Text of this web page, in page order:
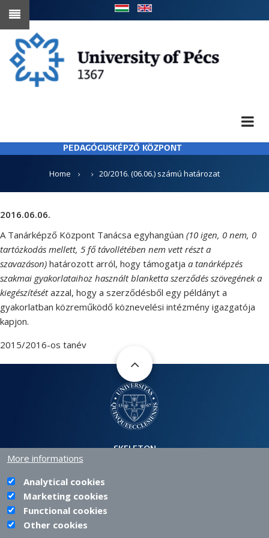
Skip
main
content
PEDAGÓGUSKÉPZŐ KÖZPONT
Home 20/2016. (06.06.) számú határozat
2016.06.06.
A Tanárképző Központ Tanácsa egyhangúan (10 igen, 0 nem, 0
tartózkodás mellett, 5 fő távollétében nem vett részt a
szavazáson) határozott arról, hogy támogatja a tanárképzés
szakmai gyakorlataihoz használt blanketta szerződés szövegének a
kiegészítésétazzal, hogy a szerződésből egy példányt a
gyakorlatban közreműködő köznevelési intézmény igazgatója
kapjon.
2015/2016-os tanév
SKELETON
H-7630 PÉCS, SZÁNTÓ KOVÁCS JÁNOS STR. 1/B.
+36 72 501 500 |
More informations
Analytical cookies
Marketing cookies
Functional cookies
Other cookies